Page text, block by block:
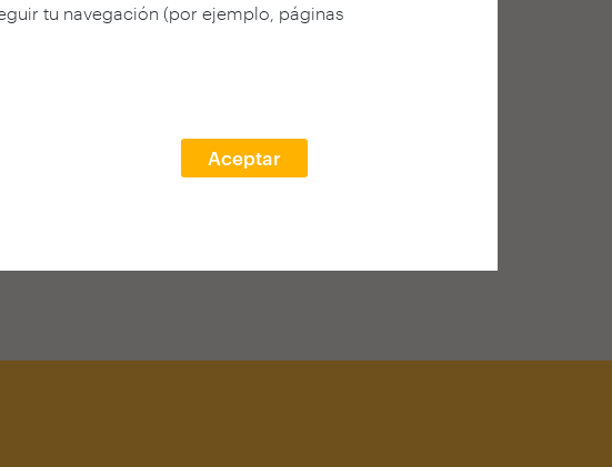
tu navegación (por ejemplo, páginas
Aceptar